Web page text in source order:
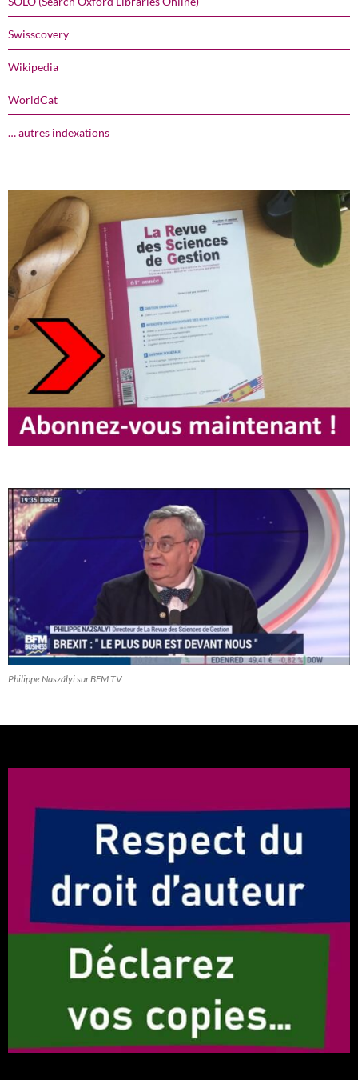
Swisscovery
Wikipedia
WorldCat
… autres indexations
Philippe Naszályi sur BFM TV